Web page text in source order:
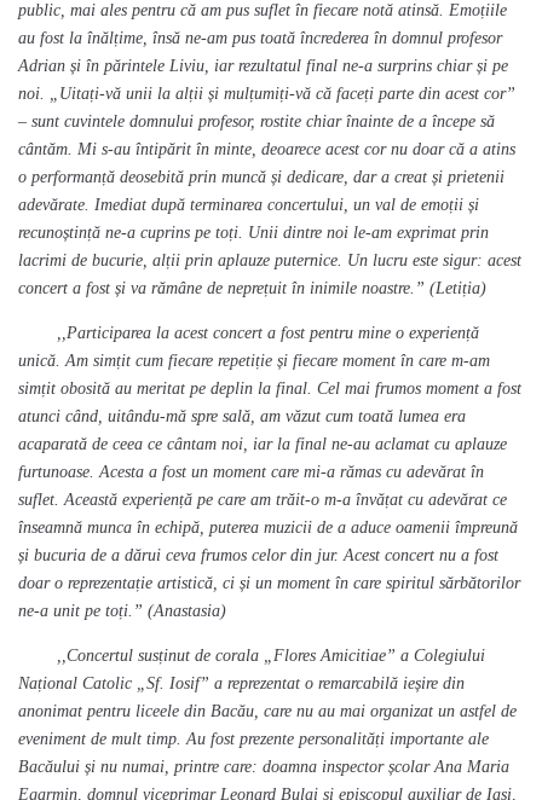
public, mai ales pentru că am pus suflet în fiecare notă atinsă. Emoțiile
au fost la înălțime, însă ne-am pus toată încrederea în domnul profesor
Adrian și în părintele Liviu, iar rezultatul final ne-a surprins chiar și pe
noi. „Uitați-vă unii la alții și mulțumiți-vă că faceți parte din acest cor”
– sunt cuvintele domnului profesor, rostite chiar înainte de a începe să
cântăm. Mi s-au întipărit în minte, deoarece acest cor nu doar că a atins
o performanță deosebită prin muncă și dedicare, dar a creat și prietenii
adevărate. Imediat după terminarea concertului, un val de emoții și
recunoștință ne-a cuprins pe toți. Unii dintre noi le-am exprimat prin
lacrimi de bucurie, alții prin aplauze puternice. Un lucru este sigur: acest
concert a fost și va rămâne de neprețuit în inimile noastre. ” (Letiția)
,,Participarea la acest concert a fost pentru mine o experiență
unică. Am simțit cum fiecare repetiție și fiecare moment în care m-am
simțit obosită au meritat pe deplin la final. Cel mai frumos moment a fost
atunci când, uitându-mă spre sală, am văzut cum toată lumea era
acaparată de ceea ce cântam noi, iar la final ne-au aclamat cu aplauze
furtunoase. Acesta a fost un moment care mi-a rămas cu adevărat în
suflet. Această experiență pe care am trăit-o m-a învățat cu adevărat ce
înseamnă munca în echipă, puterea muzicii de a aduce oamenii împreună
și bucuria de a dărui ceva frumos celor din jur. Acest concert nu a fost
doar o reprezentație artistică, ci și un moment în care spiritul sărbătorilor
ne-a unit pe toți. ” (Anastasia)
,,Concertul susținut de corala „Flores Amicitiae” a Colegiului
Național Catolic „Sf. Iosif” a reprezentat o remarcabilă ieșire din
anonimat pentru liceele din Bacău, care nu au mai organizat un astfel de
eveniment de mult timp. Au fost prezente personalități importante ale
Bacăului și nu numai, printre care: doamna inspector școlar Ana Maria
Egarmin, domnul viceprimar Leonard Bulai și episcopul auxiliar de Iași,